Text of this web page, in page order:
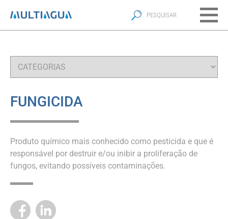
FUNGICIDA
Produto químico mais conhecido como pesticida e que é
responsável por destruir e/ou inibir a proliferação de
fungos, evitando possíveis contaminações.